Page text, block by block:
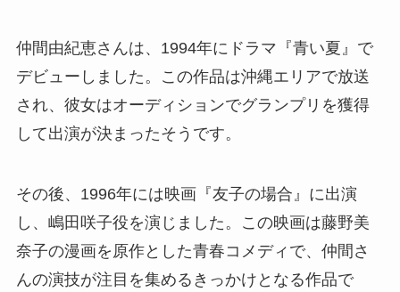
仲間由紀恵さんは、1994年にドラマ『青い夏』で
デビューしました。この作品は沖縄エリアで放送
され、彼女はオーディションでグランプリを獲得
して出演が決まったそうです。
その後、1996年には映画『友子の場合』に出演
し、嶋田咲子役を演じました。この映画は藤野美
奈子の漫画を原作とした青春コメディで、仲間さ
んの演技が注目を集めるきっかけとなる作品で